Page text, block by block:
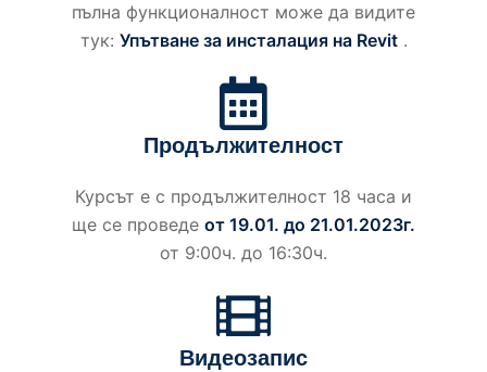
пълна функционалност може да видите
тук: Упътване за инсталация на Revit.
Продължителност
Курсът е с продължителност 18 часа и
ще се проведе от 19.01. до 21.01.2023г.
от 9:00ч. до 16:30ч.
Видеозапис